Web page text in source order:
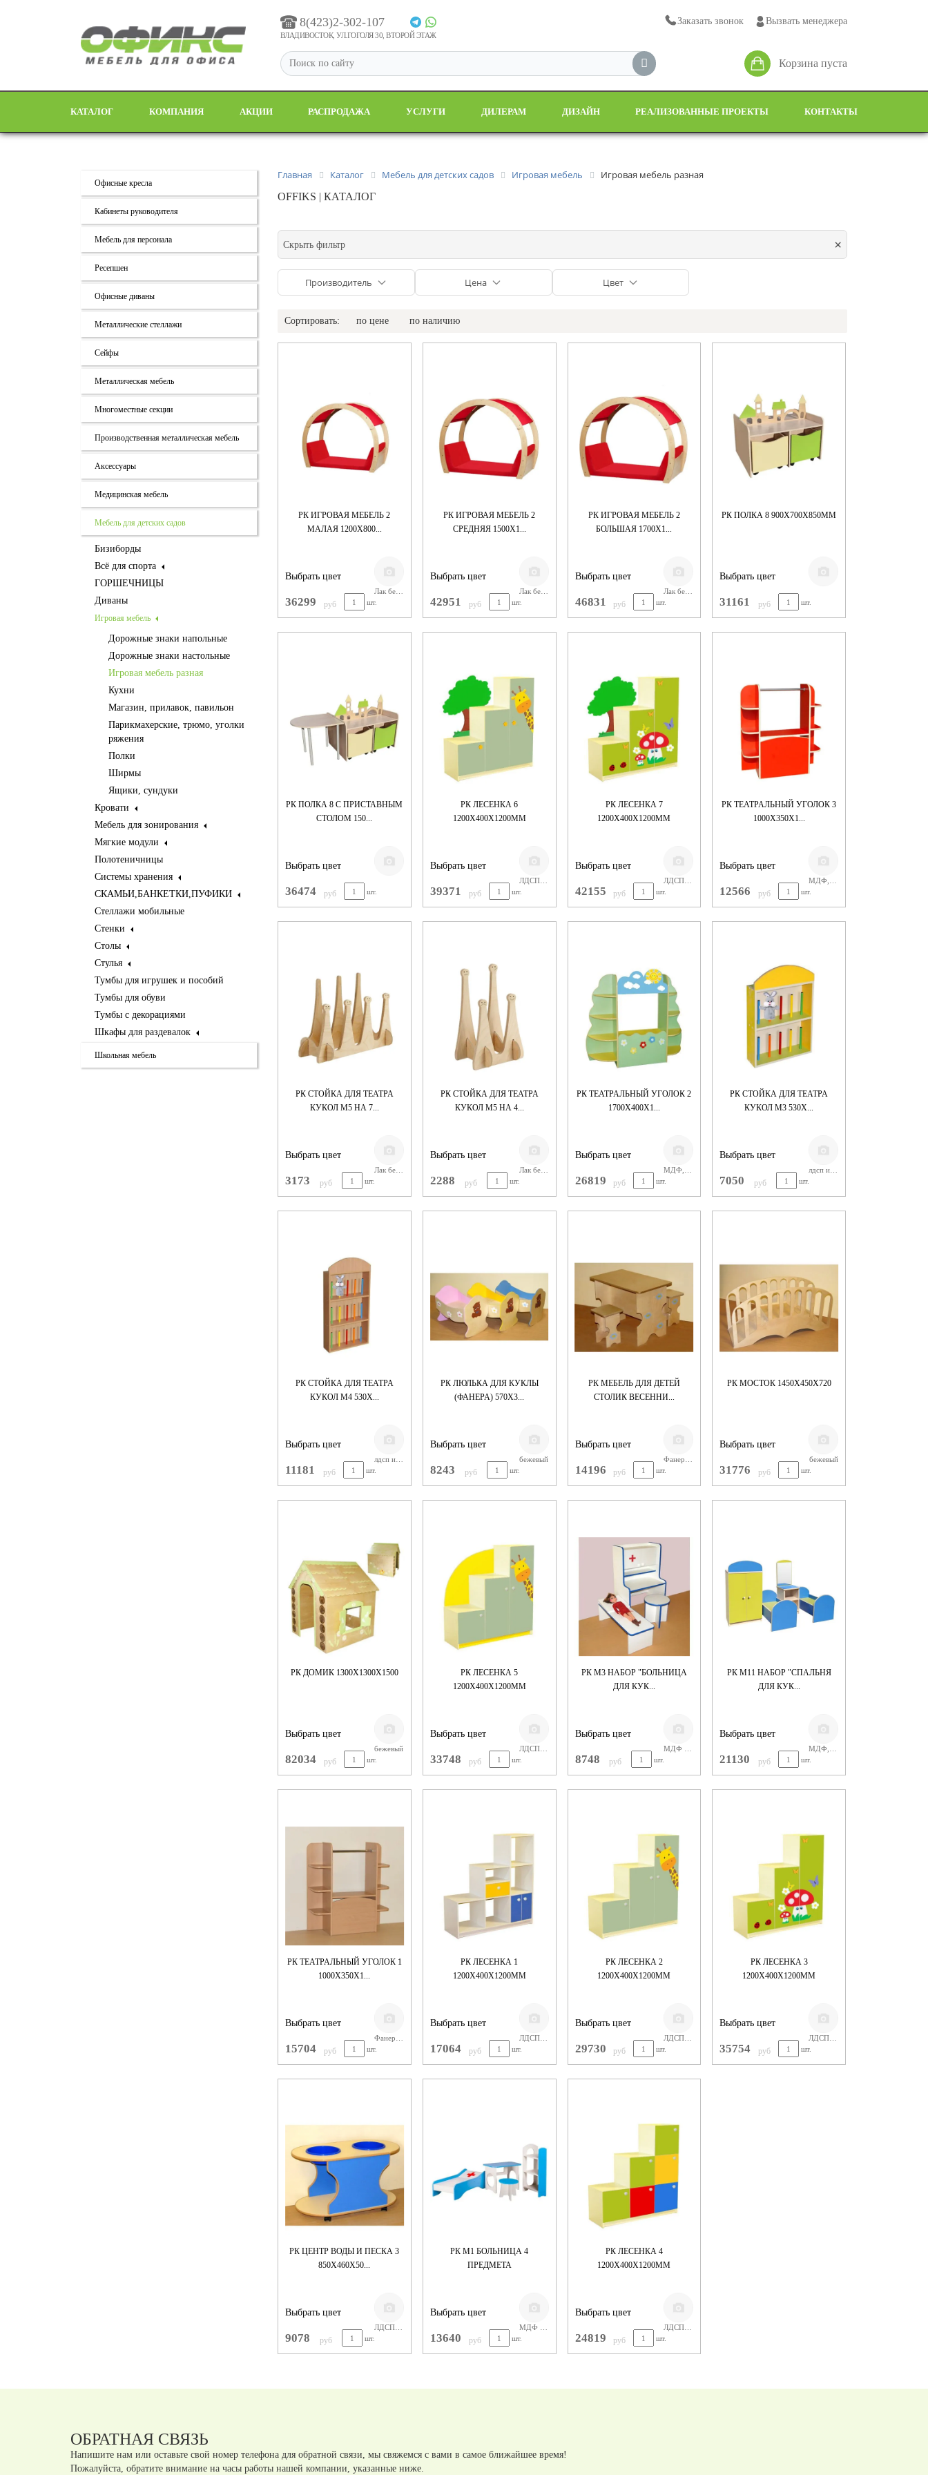
8(423)2-302-107
ВЛАДИВОСТОК, УЛ.ГОГОЛЯ 30, ВТОРОЙ ЭТАЖ
Заказать звонок Вызвать менеджера
Корзина пуста
КАТАЛОГ КОМПАНИЯ АКЦИИ РАСПРОДАЖА УСЛУГИ ДИЛЕРАМ ДИЗАЙН РЕАЛИЗОВАННЫЕ ПРОЕКТЫ КОНТАКТЫ
Офисные кресла
Кабинеты руководителя
Мебель для персонала
Ресепшен
Офисные диваны
Металлические стеллажи
Сейфы
Металлическая мебель
Многоместные секции
Производственная металлическая мебель
Аксессуары
Медицинская мебель
Мебель для детских садов
Бизиборды
Всё для спорта
ГОРШЕЧНИЦЫ
Диваны
Игровая мебель
Дорожные знаки напольные
Дорожные знаки настольные
Игровая мебель разная
Кухни
Магазин, прилавок, павильон
Парикмахерские, трюмо, уголки
ряжения
Полки
Ширмы
Ящики, сундуки
Кровати
Мебель для зонирования
Мягкие модули
Полотеничницы
Системы хранения
СКАМЬИ,БАНКЕТКИ,ПУФИКИ
Стеллажи мобильные
Стенки
Столы
Стулья
Тумбы для игрушек и пособий
Тумбы для обуви
Тумбы с декорациями
Шкафы для раздевалок
Школьная мебель
Главная Каталог Мебель для детских садов Игровая мебель Игровая мебель разная
OFFIKS | КАТАЛОГ
Скрыть фильтр ×
Производитель Цена Цвет
Сортировать: по цене по наличию
РК ИГРОВАЯ МЕБЕЛЬ 2
МАЛАЯ 1200Х800...
Выбрать цвет
Лак бесцветный
36299 руб шт.
РК ИГРОВАЯ МЕБЕЛЬ 2
СРЕДНЯЯ 1500Х1...
Выбрать цвет
Лак бесцветный
42951 руб шт.
РК ИГРОВАЯ МЕБЕЛЬ 2
БОЛЬШАЯ 1700Х1...
Выбрать цвет
46831 руб шт.
РК ПОЛКА 8 900Х700Х850ММ
Выбрать цвет
31161 руб шт.
РК ПОЛКА 8 С ПРИСТАВНЫМ
СТОЛОМ 150...
Выбрать цвет
36474 руб шт.
РК ЛЕСЕНКА 6
1200Х400Х1200ММ
Выбрать цвет
ЛДСП ЦВЕТНОЕ
39371 руб шт.
РК ЛЕСЕНКА 7
1200Х400Х1200ММ
Выбрать цвет
42155 руб шт.
РК ТЕАТРАЛЬНЫЙ УГОЛОК 3
1000Х350Х1...
Выбрать цвет
12566 руб шт.
РК СТОЙКА ДЛЯ ТЕАТРА
КУКОЛ М5 НА 7...
Выбрать цвет
Лак бесцветный
3173 руб шт.
РК СТОЙКА ДЛЯ ТЕАТРА
КУКОЛ М5 НА 4...
Выбрать цвет
Лак бесцветный
2288 руб шт.
РК ТЕАТРАЛЬНЫЙ УГОЛОК 2
1700Х400Х1...
Выбрать цвет
26819 руб шт.
РК СТОЙКА ДЛЯ ТЕАТРА
КУКОЛ М3 530Х...
Выбрать цвет
7050 руб шт.
РК СТОЙКА ДЛЯ ТЕАТРА
КУКОЛ М4 530Х...
Выбрать цвет
лдсп и металл. трубка 18мм
11181 руб шт.
РК ЛЮЛЬКА ДЛЯ КУКЛЫ
(ФАНЕРА) 570Х3...
Выбрать цвет
бежевый
8243 руб шт.
РК МЕБЕЛЬ ДЛЯ ДЕТЕЙ
СТОЛИК ВЕСЕННИ...
Выбрать цвет
14196 руб шт.
РК МОСТОК 1450Х450Х720
Выбрать цвет
бежевый
31776 руб шт.
РК ДОМИК 1300Х1300Х1500
Выбрать цвет
бежевый
82034 руб шт.
РК ЛЕСЕНКА 5
1200Х400Х1200ММ
Выбрать цвет
ЛДСП ЦВЕТНОЕ
33748 руб шт.
РК М3 НАБОР "БОЛЬНИЦА
ДЛЯ КУК...
Выбрать цвет
8748 руб шт.
РК М11 НАБОР "СПАЛЬНЯ
ДЛЯ КУК...
Выбрать цвет
21130 руб шт.
РК ТЕАТРАЛЬНЫЙ УГОЛОК 1
1000Х350Х1...
Выбрать цвет
15704 руб шт.
РК ЛЕСЕНКА 1
1200Х400Х1200ММ
Выбрать цвет
ЛДСП БУК
17064 руб шт.
РК ЛЕСЕНКА 2
1200Х400Х1200ММ
Выбрать цвет
29730 руб шт.
РК ЛЕСЕНКА 3
1200Х400Х1200ММ
Выбрать цвет
35754 руб шт.
РК ЦЕНТР ВОДЫ И ПЕСКА 3
850Х460Х50...
Выбрать цвет
ЛДСП БУК
9078 руб шт.
РК М1 БОЛЬНИЦА 4
ПРЕДМЕТА
Выбрать цвет
13640 руб шт.
РК ЛЕСЕНКА 4
1200Х400Х1200ММ
Выбрать цвет
24819 руб шт.
ОБРАТНАЯ СВЯЗЬ
Напишите нам или оставьте свой номер телефона для обратной связи, мы свяжемся с вами в самое ближайшее время!
Пожалуйста, обратите внимание на часы работы нашей компании, указанные ниже.